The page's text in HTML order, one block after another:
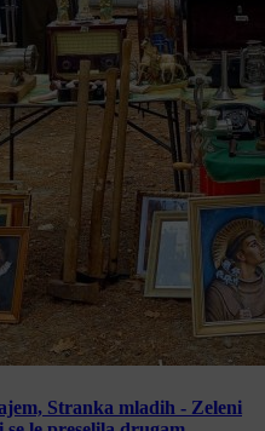
Stranka mladih - Zeleni